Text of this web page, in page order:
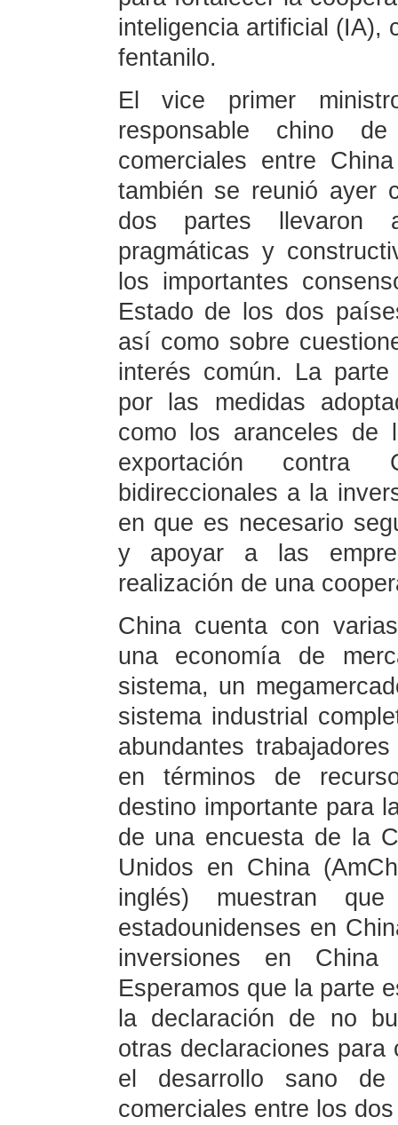
inteligencia artificial (IA),
fentanilo.
El vice primer
responsable chino
comerciales entre
también se reunió ayer
dos partes llevaron
pragmáticas y
los importantes
Estado de los dos
así como sobre
interés común. La
por las medidas
como los aranceles de
exportación
bidireccionales a la
en que es necesario
y apoyar a las
realización de una
China cuenta con
una economía de
sistema, un
sistema industrial
abundantes
en términos de
destino importante para
de una encuesta de la
Unidos en China
inglés) muestran
estadounidenses en
inversiones en
Esperamos que la parte
la declaración de no
otras declaraciones para
el desarrollo sano de
comerciales entre los